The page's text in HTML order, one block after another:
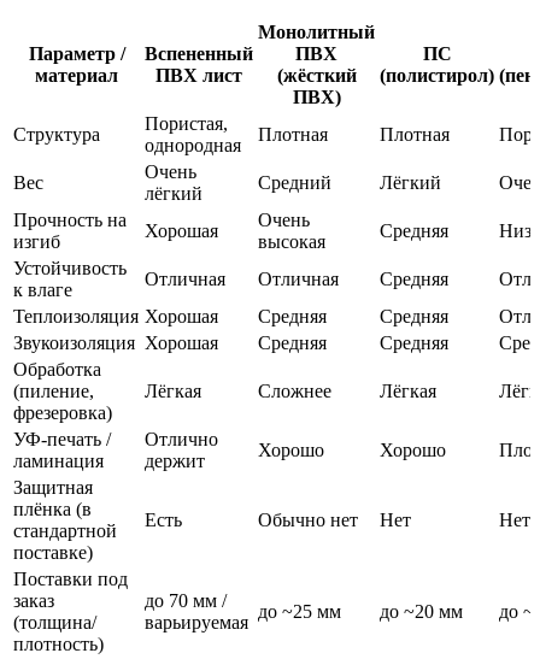
Параметр /
материал
Вспененный
ПВХ лист
Монолитный
ПВХ
(жёсткий
ПВХ)
ПС
(полистирол)
Структура
Пористая,
однородная
Плотная Плотная
Вес
Очень
лёгкий
Средний Лёгкий
Прочность на
изгиб
Хорошая
Очень
высокая
Средняя
Устойчивость
к влаге
Отличная Отличная Средняя
Теплоизоляция Хорошая Средняя Средняя
Звукоизоляция Хорошая Средняя Средняя
Обработка
(пиление,
фрезеровка)
Лёгкая Сложнее Лёгкая
УФ-печать /
ламинация
Отлично
держит
Хорошо Хорошо
Защитная
плёнка (в
стандартной
поставке)
Есть Обычно нет Нет Нет
Поставки под
заказ
(толщина/
плотность)
до 70 мм /
варьируемая
до ~25 мм до ~20 мм до